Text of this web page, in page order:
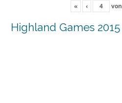
« ‹ von
Highland Games 2015